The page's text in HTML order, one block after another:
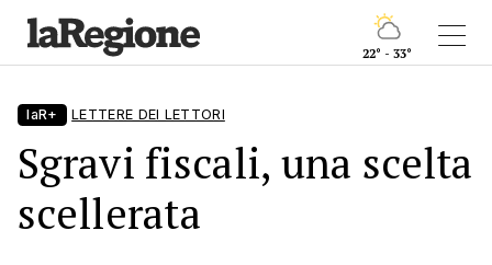
22° - 33°
laR+ LETTERE DEI LETTORI
Sgravi fiscali, una scelta
scellerata